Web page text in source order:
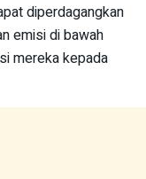
diperdagangkan
emisi di bawah
mereka kepada